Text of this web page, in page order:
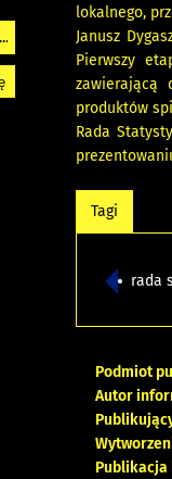
lokalnego,
Janusz
Pierwszy
zawierającą
produktów
Rada
Tagi
rada
Podmiot
Autor